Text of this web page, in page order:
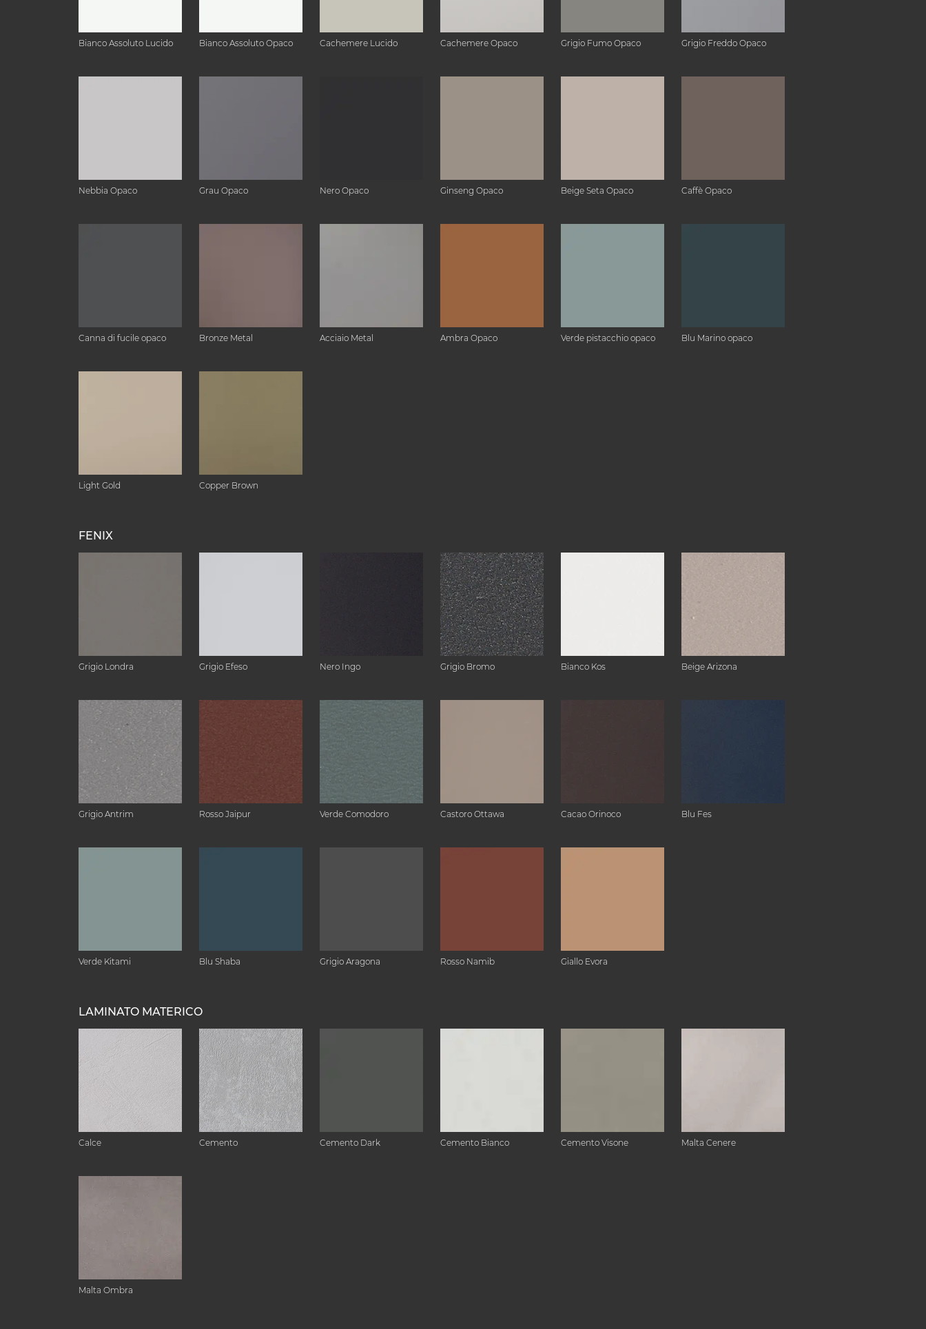
Bianco Assoluto Lucido Bianco Assoluto Opaco Cachemere Lucido Cachemere Opaco Grigio Fumo Opaco Grigio Freddo Opaco
Nebbia Opaco Grau Opaco Nero Opaco Ginseng Opaco Beige Seta Opaco Caffè Opaco
Canna di fucile opaco Bronze Metal Acciaio Metal Ambra Opaco Verde pistacchio opaco Blu Marino opaco
Light Gold Copper Brown
FENIX
Grigio Londra Grigio Efeso Nero Ingo Grigio Bromo Bianco Kos Beige Arizona
Grigio Antrim Rosso Jaipur Verde Comodoro Castoro Ottawa Cacao Orinoco Blu Fes
Verde Kitami Blu Shaba Grigio Aragona Rosso Namib Giallo Evora
LAMINATO MATERICO
Calce Cemento Cemento Dark Cemento Bianco Cemento Visone Malta Cenere
Malta Ombra